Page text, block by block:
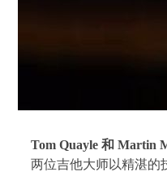
Tom Quayle 和 Martin
两位吉他大师以精湛的